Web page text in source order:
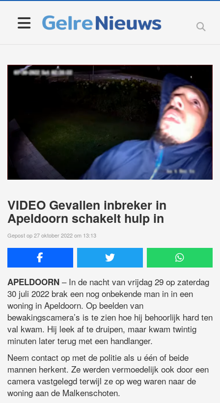
VIDEO Gevallen inbreker in
Apeldoorn schakelt hulp in
Gepost op 27 oktober 2022 om 13:13
APELDOORN – In de nacht van vrijdag 29 op zaterdag
30 juli 2022 brak een nog onbekende man in in een
woning in Apeldoorn. Op beelden van
bewakingscamera’s is te zien hoe hij behoorlijk hard ten
val kwam. Hij leek af te druipen, maar kwam twintig
minuten later terug met een handlanger.
Neem contact op met de politie als u één of beide
mannen herkent. Ze werden vermoedelijk ook door een
camera vastgelegd terwijl ze op weg waren naar de
woning aan de Malkenschoten.